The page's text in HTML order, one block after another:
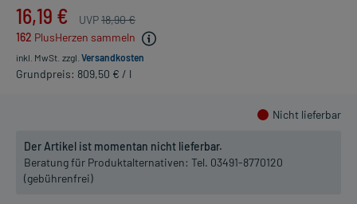
16,19 € UVP18,90 €
162 PlusHerzen sammeln
inkl. MwSt. zzgl. Versandkosten
Grundpreis: 809,50 € / l
Nicht lieferbar
Der Artikel ist momentan nicht lieferbar.
Beratung für Produktalternativen: Tel. 03491-8770120
(gebührenfrei)